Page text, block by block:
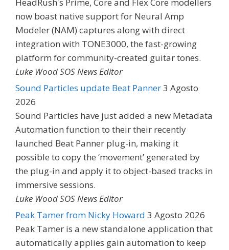
now boast native support for Neural Amp
Modeler (NAM) captures along with direct
integration with TONE3000, the fast-growing
platform for community-created guitar tones.
Luke Wood SOS News Editor
Sound Particles update Beat Panner3 Agosto
2026
Sound Particles have just added a new Metadata
Automation function to their their recently
launched Beat Panner plug-in, making it
possible to copy the ‘movement’ generated by
the plug-in and apply it to object-based tracks in
immersive sessions.
Luke Wood SOS News Editor
Peak Tamer from Nicky Howard 3 Agosto 2026
Peak Tamer is a new standalone application that
automatically applies gain automation to keep